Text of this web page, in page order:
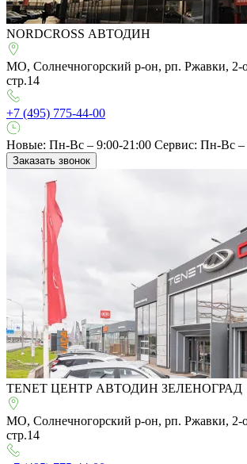
NORDCROSS АВТОДИН
МО, Солнечногорский р-он, рп. Ржавки, 2-
стр.14
+7 (495) 775-44-00
Новые: Пн-Вс – 9:00-21:00 Сервис: Пн-Вс –
Заказать звонок
TENET ЦЕНТР АВТОДИН ЗЕЛЕНОГРАД
МО, Солнечногорский р-он, рп. Ржавки, 2-
стр.14